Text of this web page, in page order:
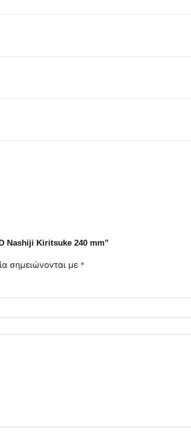
Nashiji Kiritsuke 240 mm”
σημειώνονται με *